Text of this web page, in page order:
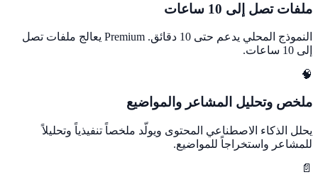
ملفات تصل إلى 10 ساعات
النموذج المحلي يدعم حتى 10 دقائق. Premium يعالج ملفات تصل
إلى 10 ساعات.
🧠
ملخص وتحليل المشاعر والمواضيع
يحلل الذكاء الاصطناعي المحتوى ويولّد ملخصاً تنفيذياً وتحليلاً
للمشاعر واستخراجاً للمواضيع.
📄